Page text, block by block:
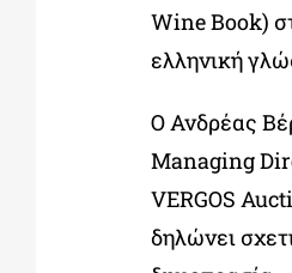
Wine Book)
ελληνική
Ο Ανδρέας
Managing
VERGOS
δηλώνει